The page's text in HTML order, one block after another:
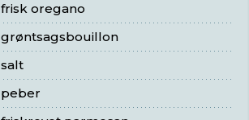
frisk oregano
grøntsagsbouillon
salt
peber